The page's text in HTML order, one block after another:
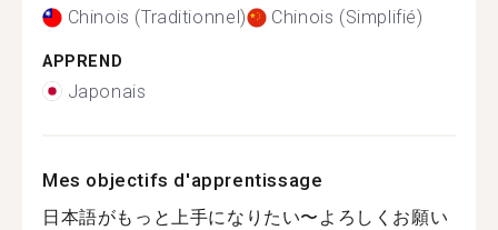
Chinois (Traditionnel) Chinois (Simplifié)
APPREND
Japonais
Mes objectifs d'apprentissage
日本語がもっと上手になりたい〜よろしくお願い